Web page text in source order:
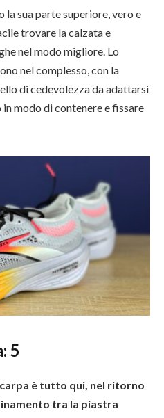
sua parte superiore, vero e
trovare la calzata e
nel modo migliore. Lo
nel complesso, con la
di cedevolezza da adattarsi
modo di contenere e fissare
5
è tutto qui, nel ritorno
tra la piastra